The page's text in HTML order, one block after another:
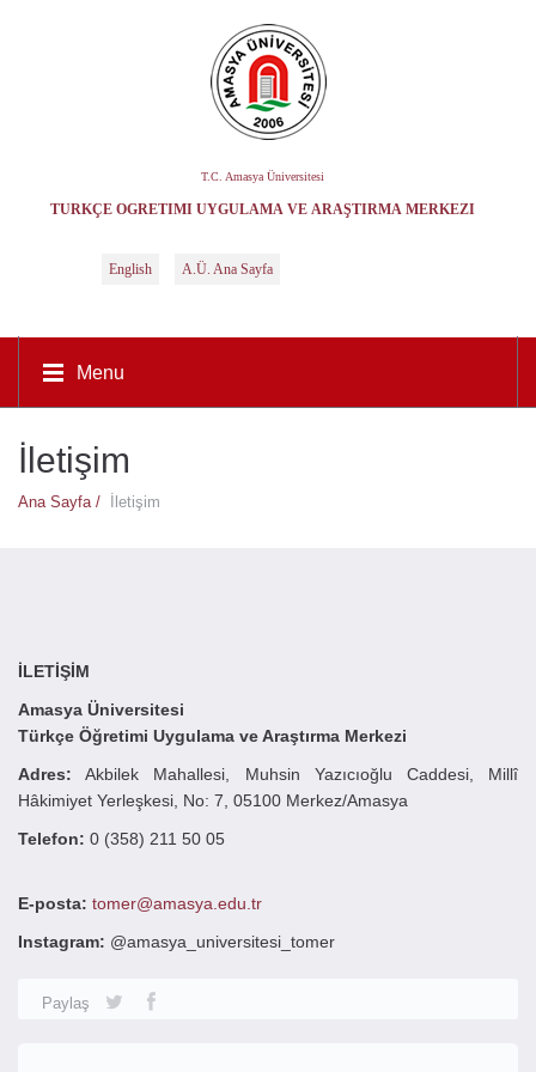
T.C. Amasya Üniversitesi
TÜRKÇE ÖĞRETIMI UYGULAMA VE ARAŞTIRMA MERKEZI
English A.Ü. Ana Sayfa
Menu
İletişim
Ana Sayfa / İletişim
İLETİŞİM
Amasya Üniversitesi
Türkçe Öğretimi Uygulama ve Araştırma Merkezi
Adres: Akbilek Mahallesi, Muhsin Yazıcıoğlu Caddesi, Millî
Hâkimiyet Yerleşkesi, No: 7, 05100 Merkez/Amasya
Telefon: 0 (358) 211 50 05
E-posta: tomer@amasya.edu.tr
Instagram: @amasya_universitesi_tomer
Paylaş